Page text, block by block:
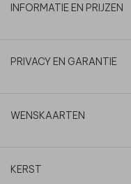
INFORMATIE EN PRIJZEN
PRIVACY EN GARANTIE
WENSKAARTEN
KERST